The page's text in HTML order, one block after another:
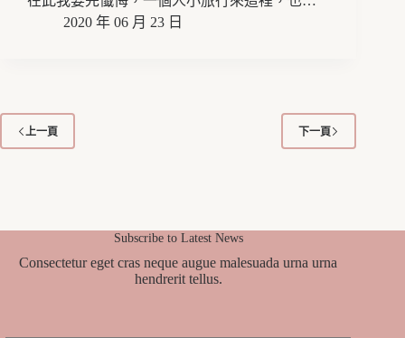
2020 年 06 月 23 日
上一頁 下一頁
Subscribe to Latest News
Consectetur eget cras neque augue malesuada urna urna
hendrerit tellus.